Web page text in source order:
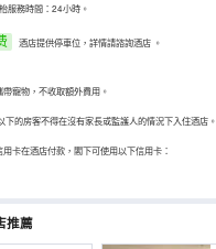
服務時間：24小時。
酒店提供停車位，詳情請諮詢酒店 。
帶寵物，不收取額外費用。
下的房客不得在沒有家長或監護人的情況下入住酒店。
用卡在酒店付款，閣下可使用以下信用卡：
推薦